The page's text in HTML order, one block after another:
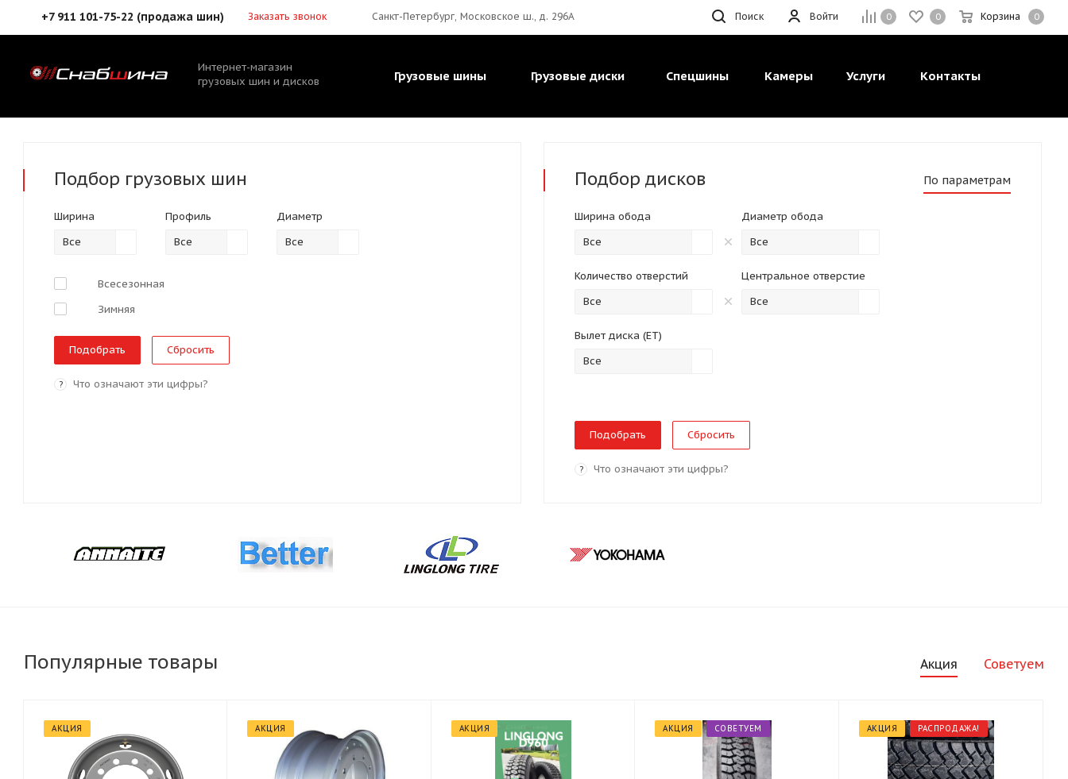
+7 911 101-75-22 (продажа шин) Заказать звонок 0 0 Корзина 0
Войти
Санкт-Петербург, Московское ш., д. 296А Поиск
Интернет-магазин
грузовых шин и дисков
Грузовые шины Грузовые диски Спецшины Камеры Услуги Контакты
Подбор грузовых шин
Ширина
Все
Профиль
Все
Диаметр
Все
Всесезонная
Зимняя
Сбросить
? Что означают эти цифры?
По параметрам
Подбор дисков
Ширина обода
Все
Диаметр обода
Все
Количество отверстий
Все
Центральное отверстие
Все
Вылет диска (ЕТ)
Все
Сбросить
? Что означают эти цифры?
Популярные товары Акция Советуем
АКЦИЯ АКЦИЯ АКЦИЯ АКЦИЯ СОВЕТУЕМ АКЦИЯ РАСПРОДАЖА!